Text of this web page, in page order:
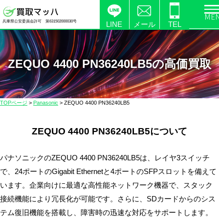
製
品
の
高
価
買
ら
取
マ
ッ
ハ】
兵庫県公安委員会許可 第631502000030号 LINE メール TEL
ZEQUO 4400 PN36240LB5の高価買取
TOPページ > Panasonic > ZEQUO 4400 PN36240LB5
ZEQUO 4400 PN36240LB5について
パナソニックのZEQUO 4400 PN36240LB5は、レイヤ3スイッチ
で、24ポートのGigabit Ethernetと4ポートのSFPスロットを備えて
います。企業向けに最適な高性能ネットワーク機器で、スタック
接続機能により冗長化が可能です。さらに、SDカードからのシス
テム復旧機能を搭載し、障害時の迅速な対応をサポートします。